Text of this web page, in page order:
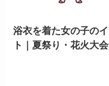
浴衣を着た女の子の
ト｜夏祭り・花火大